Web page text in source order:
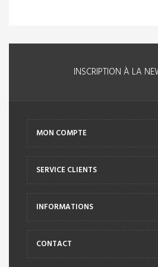
INSCRIPTION À LA
MON COMPTE
SERVICE CLIENTS
INFORMATIONS
CONTACT